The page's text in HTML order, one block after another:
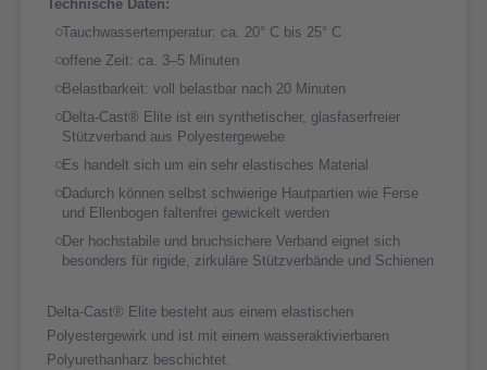
Technische Daten:
Tauchwassertemperatur: ca. 20° C bis 25° C
offene Zeit: ca. 3‒5 Minuten
Belastbarkeit: voll belastbar nach 20 Minuten
Delta-Cast® Elite ist ein synthetischer, glasfaserfreier
Stützverband aus Polyestergewebe
Es handelt sich um ein sehr elastisches Material
Dadurch können selbst schwierige Hautpartien wie Ferse
und Ellenbogen faltenfrei gewickelt werden
Der hochstabile und bruchsichere Verband eignet sich
besonders für rigide, zirkuläre Stützverbände und Schienen
Delta-Cast® Elite besteht aus einem elastischen
Polyestergewirk und ist mit einem wasseraktivierbaren
Polyurethanharz beschichtet.